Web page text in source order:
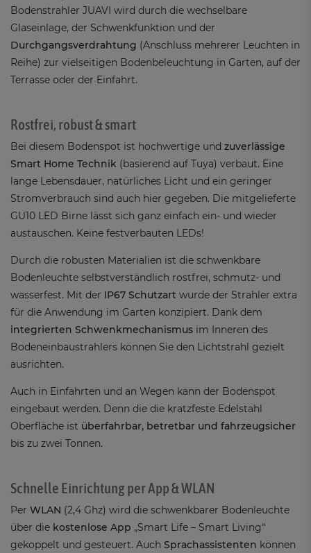
Bodenstrahler JUAVI wird durch die wechselbare
Glaseinlage, der Schwenkfunktion und der
Durchgangsverdrahtung (Anschluss mehrerer Leuchten in
Reihe) zur vielseitigen Bodenbeleuchtung in Garten, auf der
Terrasse oder der Einfahrt.
Rostfrei, robust & smart
Bei diesem Bodenspot ist hochwertige und zuverlässige
Smart Home Technik (basierend auf Tuya) verbaut. Eine
lange Lebensdauer, natürliches Licht und ein geringer
Stromverbrauch sind auch hier gegeben. Die mitgelieferte
GU10 LED Birne lässt sich ganz einfach ein- und wieder
austauschen. Keine festverbauten LEDs!
Durch die robusten Materialien ist die schwenkbare
Bodenleuchte selbstverständlich rostfrei, schmutz- und
wasserfest. Mit der IP67 Schutzart wurde der Strahler extra
für die Anwendung im Garten konzipiert. Dank dem
integrierten Schwenkmechanismus im Inneren des
Bodeneinbaustrahlers können Sie den Lichtstrahl gezielt
ausrichten.
Auch in Einfahrten und an Wegen kann der Bodenspot
eingebaut werden. Denn die die kratzfeste Edelstahl
Oberfläche ist überfahrbar, betretbar und fahrzeugsicher
bis zu zwei Tonnen.
Schnelle Einrichtung per App & WLAN
Per WLAN (2,4 Ghz) wird die schwenkbarer Bodenleuchte
über die kostenlose App „Smart Life – Smart Living“
gekoppelt und gesteuert. Auch Sprachassistenten können